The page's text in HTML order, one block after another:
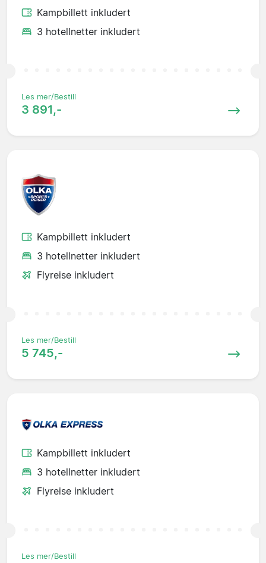
Kampbillett inkludert
3 hotellnetter inkludert
Les mer/Bestill
3 891,-
Kampbillett inkludert
3 hotellnetter inkludert
Flyreise inkludert
Les mer/Bestill
5 745,-
Kampbillett inkludert
3 hotellnetter inkludert
Flyreise inkludert
Les mer/Bestill